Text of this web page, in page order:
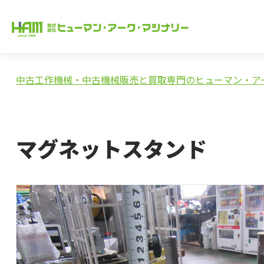
中古工作機械・中古機械販売と買取専門のヒューマン・
マグネットスタンド